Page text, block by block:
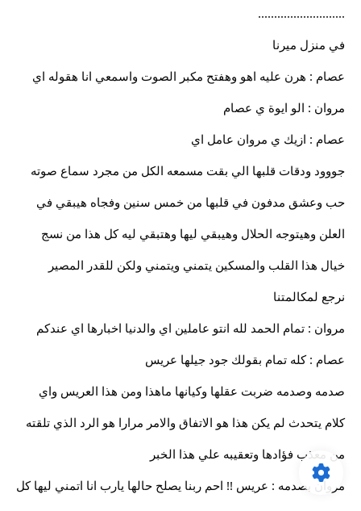
...........................
في منزل ميرنا
عصام : هرن عليه اهو وهفتح مكبر الصوت واسمعي انا هقوله اي
مروان : الو ايوة ي عصام
عصام : ازيك ي مروان عامل اي
جووود ودقات قلبها الي بقت مسمعه الكل من مجرد سماع صوته
حب وعشق مدفون في قلبها من خمس سنين وفجاه هيبقي في
العلن وهيتوجه الحلال وهيبقي ليها وهتبقي ليه كل هذا من نسج
خيال هذا القلب والمسكين يتمني ويتمني ولكن للقدر المصير
نرجع لمكالمتنا
مروان : تمام الحمد لله انتو عاملين اي والدنيا اخبارها اي عندكم
عصام : كله تمام بقولك جود جيلها عريس
صدمه وصدمه ضربت عقلها وكيانها ماهذا ومن هذا العريس واي
كلام يتحدث لم يكن هذا هو الاتفاق والامر مرارا هو الرد الذي تلقته
من معذب فؤادها وتعقيبه علي هذا الخبر
مروان بصدمه : عريس !! احم ربنا يصلح حالها يارب انا اتمني ليها كل